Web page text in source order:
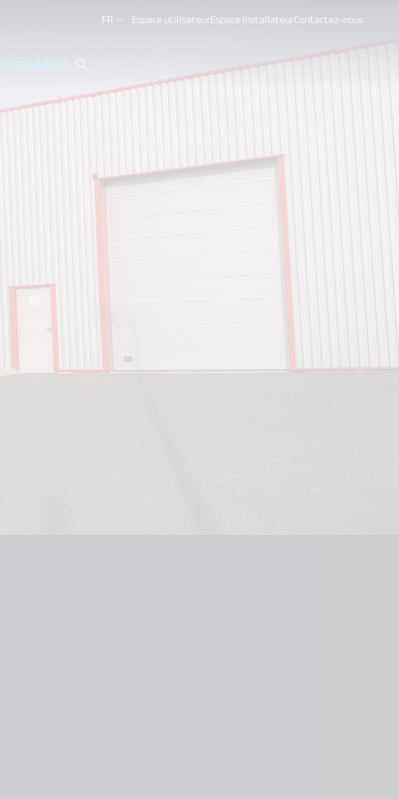
FR Espace utilisateurEspace installateurContactez-nous
installateur
close